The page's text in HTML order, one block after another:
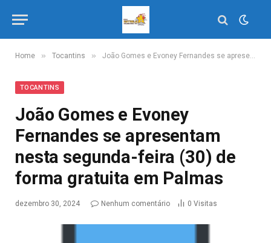
Home » Tocantins » João Gomes e Evoney Fernandes se apresentam nesta segunda-feira (30) de forma gratuita em Palmas
TOCANTINS
João Gomes e Evoney
Fernandes se apresentam
nesta segunda-feira (30) de
forma gratuita em Palmas
dezembro 30, 2024 Nenhum comentário 0 Visitas